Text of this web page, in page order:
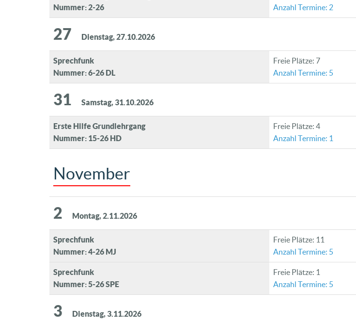
Nummer: 2-26
Anzahl Termine: 2
27 Dienstag, 27.10.2026
Sprechfunk
Nummer: 6-26 DL
Freie Plätze: 7
Anzahl Termine: 5
31 Samstag, 31.10.2026
Erste Hilfe Grundlehrgang
Nummer: 15-26 HD
Freie Plätze: 4
Anzahl Termine: 1
November
2 Montag, 2.11.2026
Sprechfunk
Nummer: 4-26 MJ
Freie Plätze: 11
Anzahl Termine: 5
Sprechfunk
Nummer: 5-26 SPE
Freie Plätze: 1
Anzahl Termine: 5
3 Dienstag, 3.11.2026